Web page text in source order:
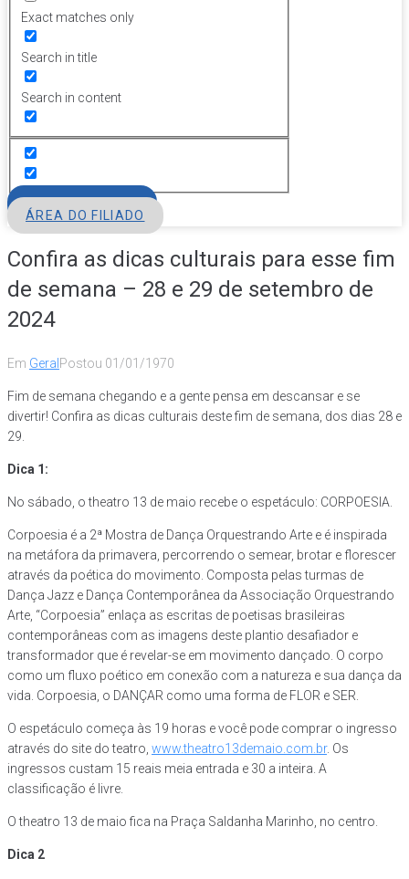
Exact matches only
Search in title
Search in content
ÁREA DO FILIADO
Confira as dicas culturais para esse fim
de semana – 28 e 29 de setembro de
2024
Em Geral Postou 01/01/1970
Fim de semana chegando e a gente pensa em descansar e se
divertir! Confira as dicas culturais deste fim de semana, dos dias 28 e
29.
Dica 1:
No sábado, o theatro 13 de maio recebe o espetáculo: CORPOESIA.
Corpoesia é a 2ª Mostra de Dança Orquestrando Arte e é inspirada
na metáfora da primavera, percorrendo o semear, brotar e florescer
através da poética do movimento. Composta pelas turmas de
Dança Jazz e Dança Contemporânea da Associação Orquestrando
Arte, “Corpoesia” enlaça as escritas de poetisas brasileiras
contemporâneas com as imagens deste plantio desafiador e
transformador que é revelar-se em movimento dançado. O corpo
como um fluxo poético em conexão com a natureza e sua dança da
vida. Corpoesia, o DANÇAR como uma forma de FLOR e SER.
O espetáculo começa às 19 horas e você pode comprar o ingresso
através do site do teatro, www.theatro13demaio.com.br. Os
ingressos custam 15 reais meia entrada e 30 a inteira. A
classificação é livre.
O theatro 13 de maio fica na Praça Saldanha Marinho, no centro.
Dica 2